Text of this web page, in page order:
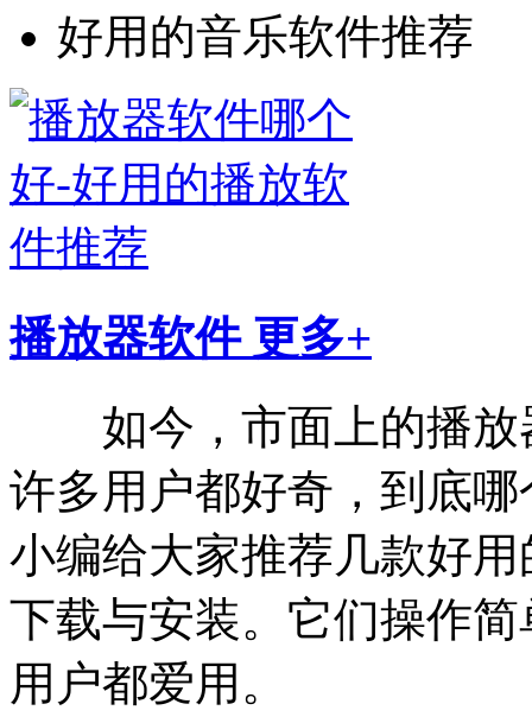
好用的音乐软件推荐
播放器软件 更多+
如今，市面上的播放
许多用户都好奇，到底
小编给大家推荐几款好
下载与安装。它们操作
用户都爱用。